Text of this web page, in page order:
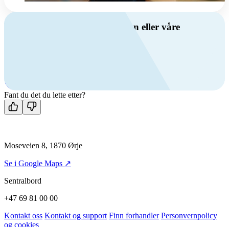
Har du spørsmål om ventilasjon eller våre
Kontakt oss
Fant du det du lette etter?
Moseveien 8, 1870 Ørje
Se i Google Maps ↗
Sentralbord
+47 69 81 00 00
Kontakt oss Kontakt og support Finn forhandler Personvernpolicy
og cookies